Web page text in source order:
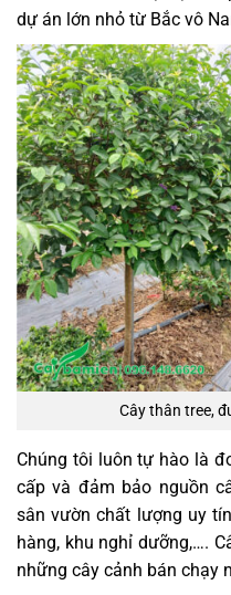
dự án lớn nhỏ từ Bắc vô
Cây thân tree,
Chúng tôi luôn tự hào là
cấp và đảm bảo nguồn
sân vườn chất lượng uy
hàng, khu nghỉ dưỡng,….
những cây cảnh bán chạy